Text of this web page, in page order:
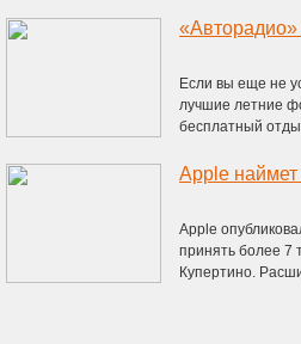
Если вы еще не
лучшие летние
бесплатный
Apple наймет
Apple
принять более 7
Купертино.